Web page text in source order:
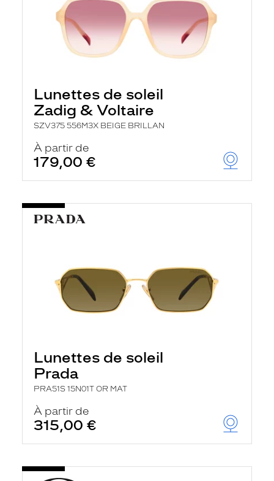
Lunettes de soleil
Zadig & Voltaire
SZV375 556M3X BEIGE BRILLAN
À partir de
179,00 €
Lunettes de soleil
Prada
PRA51S 15N01T OR MAT
À partir de
315,00 €